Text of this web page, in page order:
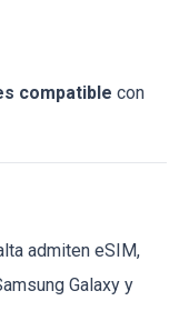
compatible con
admiten eSIM,
Galaxy y